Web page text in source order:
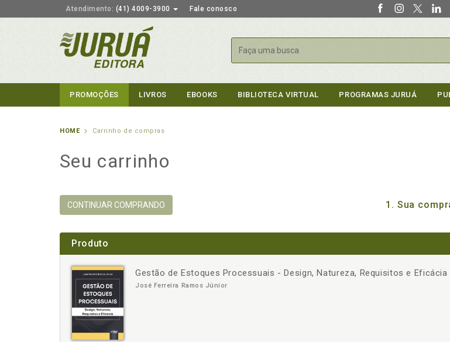
Atendimento: (41) 4009-3900 Fale conosco
Buscar
PROMOÇÕES LIVROS EBOOKS BIBLIOTECA VIRTUAL PROGRAMAS JURUÁ
HOME Carrinho de compras
Seu carrinho
CONTINUAR COMPRANDO 1. Sua
Produto
Gestão de Estoques Processuais - Design, Natureza, Requisitos e Eficácia
José Ferreira Ramos Júnior
- +